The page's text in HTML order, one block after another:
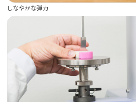
しなやかな弾力